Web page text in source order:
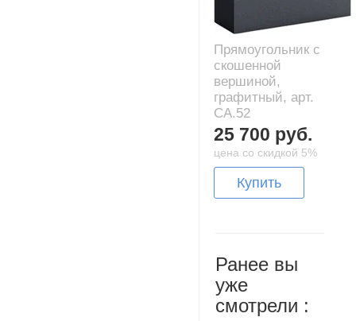
Прямоугольник с
скошенной
вершиной,
графитный, арт.
CA.52
25 700 руб.
цена со скидкой 5%
Купить
Ранее вы
уже
смотрели :